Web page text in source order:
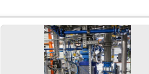
malaxor cu dublă elice (malaxor
total: 965 litri Încălzire cu
operare în interior: -1/+2 bari
°C Presiune de testare în interior:
Malaxor cu dublă elice, inclusiv
coborârea uscătorului Condensator